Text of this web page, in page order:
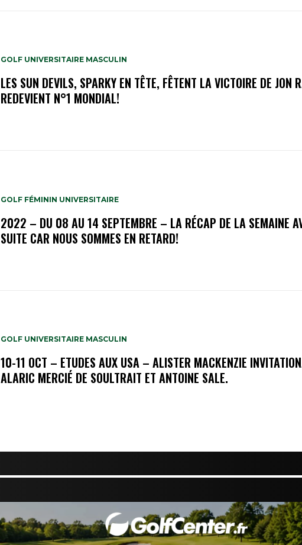
GOLF UNIVERSITAIRE MASCULIN
LES SUN DEVILS, SPARKY EN TÊTE, FÊTENT LA VICTOIRE DE JON
REDEVIENT N°1 MONDIAL!
GOLF FÉMININ UNIVERSITAIRE
2022 – DU 08 AU 14 SEPTEMBRE – LA RÉCAP DE LA SEMAINE
SUITE CAR NOUS SOMMES EN RETARD!
GOLF UNIVERSITAIRE MASCULIN
10-11 OCT – ETUDES AUX USA – ALISTER MACKENZIE
ALARIC MERCIÉ DE SOULTRAIT ET ANTOINE SALE.